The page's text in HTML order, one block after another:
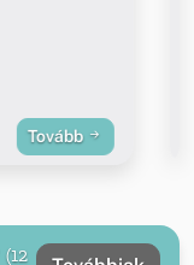
Tovább
(12